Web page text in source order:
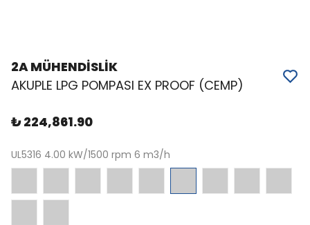
2A MÜHENDİSLİK
AKUPLE LPG POMPASI EX PROOF (CEMP)
₺ 224,861.90
UL5316 4.00 kW/1500 rpm 6 m3/h